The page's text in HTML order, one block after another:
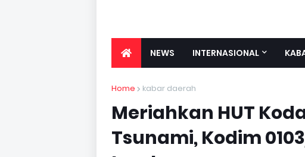
NEWS INTERNASIONAL
Home kabar daerah
Meriahkan HUT
Tsunami, Kodim